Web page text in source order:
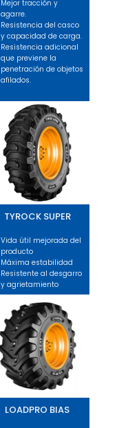
Mejor tracción y
agarre.
Resistencia del casco
y capacidad de carga.
Resistencia adicional
que previene la
penetración de objetos
afilados.
TYROCK SUPER
Vida útil mejorada del
producto
Máxima estabilidad
Resistente al desgarro
y agrietamiento
LOADPRO BIAS